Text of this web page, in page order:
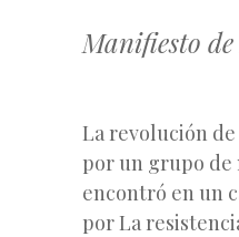
Manifiesto
La revolución de
por un grupo de
encontró en un
por La